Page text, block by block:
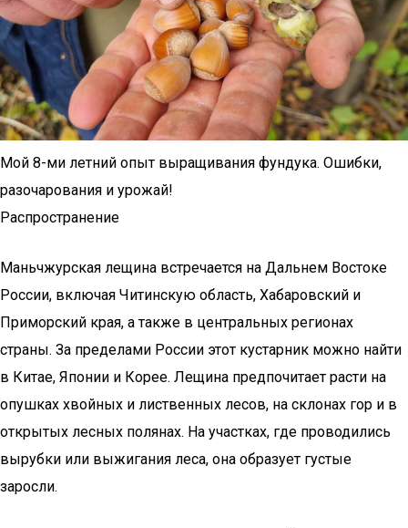
Мой 8-ми летний опыт выращивания фундука. Ошибки,
разочарования и урожай!
Распространение
Маньчжурская лещина встречается на Дальнем Востоке
России, включая Читинскую область, Хабаровский и
Приморский края, а также в центральных регионах
страны. За пределами России этот кустарник можно найти
в Китае, Японии и Корее. Лещина предпочитает расти на
опушках хвойных и лиственных лесов, на склонах гор и в
открытых лесных полянах. На участках, где проводились
вырубки или выжигания леса, она образует густые
заросли.